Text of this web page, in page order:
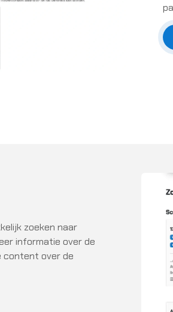
zoeken naar
informatie over de
content over de